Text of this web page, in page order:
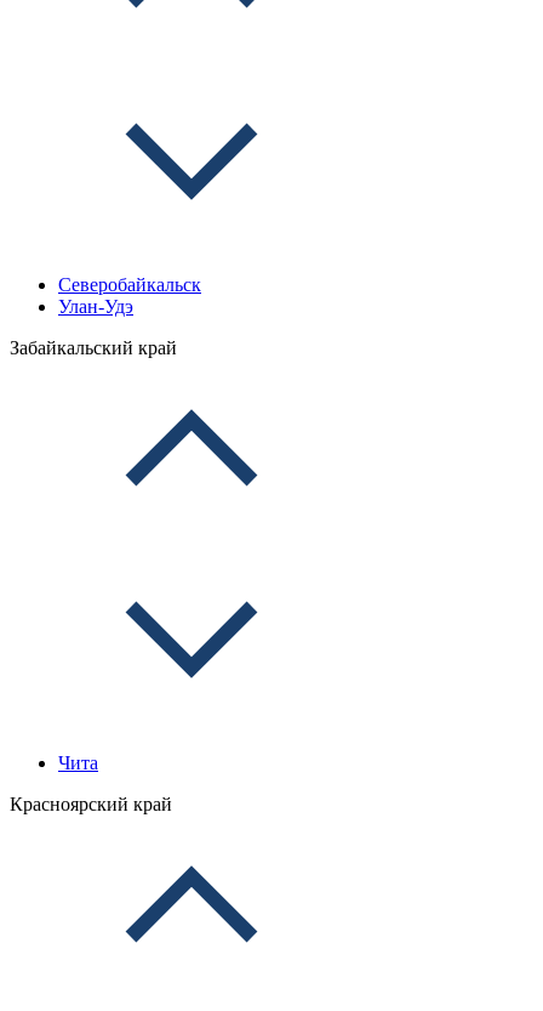
Северобайкальск
Улан-Удэ
Забайкальский край
Чита
Красноярский край